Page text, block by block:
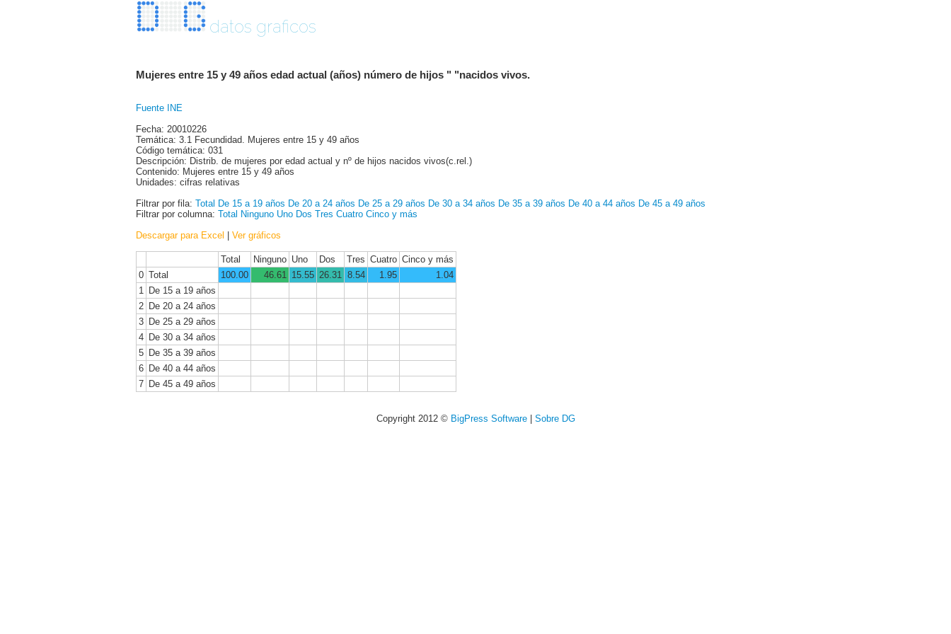
datos graficos
Mujeres entre 15 y 49 años edad actual (años) número de hijos " "nacidos vivos.
Fuente INE
Fecha: 20010226
Temática: 3.1 Fecundidad. Mujeres entre 15 y 49 años
Código temática: 031
Descripción: Distrib. de mujeres por edad actual y nº de hijos nacidos vivos(c.rel.)
Contenido: Mujeres entre 15 y 49 años
Unidades: cifras relativas
Filtrar por fila: Total De 15 a 19 años De 20 a 24 años De 25 a 29 años De 30 a 34 años De 35 a 39 años De 40 a 44 años De 45 a 49 años
Filtrar por columna: Total Ninguno Uno Dos Tres Cuatro Cinco y más
Descargar para Excel | Ver gráficos
Total Ninguno Uno Dos Tres Cuatro Cinco y más
0 Total 100.00 46.61 15.55 26.31 8.54 1.95
1.04
1
De 15 a 19 años
2 De 20 a 24 años
3 De 25 a 29 años
4 De 30 a 34 años
5 De 35 a 39 años
6 De 40 a 44 años
7 De 45 a 49 años
Copyright 2012 © BigPress Software| Sobre DG